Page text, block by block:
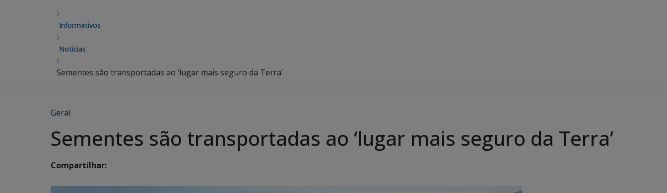
Informativos
Notícias
Sementes são transportadas ao ‘lugar mais seguro da Terra’
Geral
Sementes são transportadas ao ‘lugar mais seguro da Terra’
Compartilhar: